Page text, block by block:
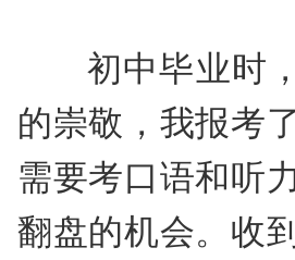
初中毕业时
的崇敬，我报考
需要考口语和听
翻盘的机会。收